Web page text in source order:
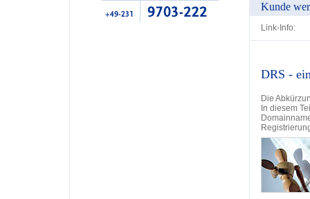
Kunde
Link-Info:
DRS -
Die
In diesem